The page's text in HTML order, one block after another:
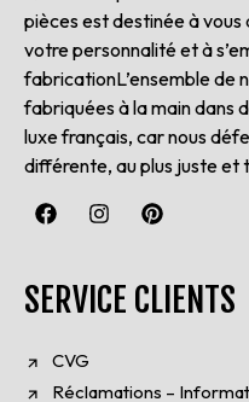
pièces est destinée à
votre personnalité et à
fabricationL’ensemble de
fabriquées à la main dans
luxe français, car nous
différente, au plus juste et
SERVICE CLIENTS
CVG
Réclamations –